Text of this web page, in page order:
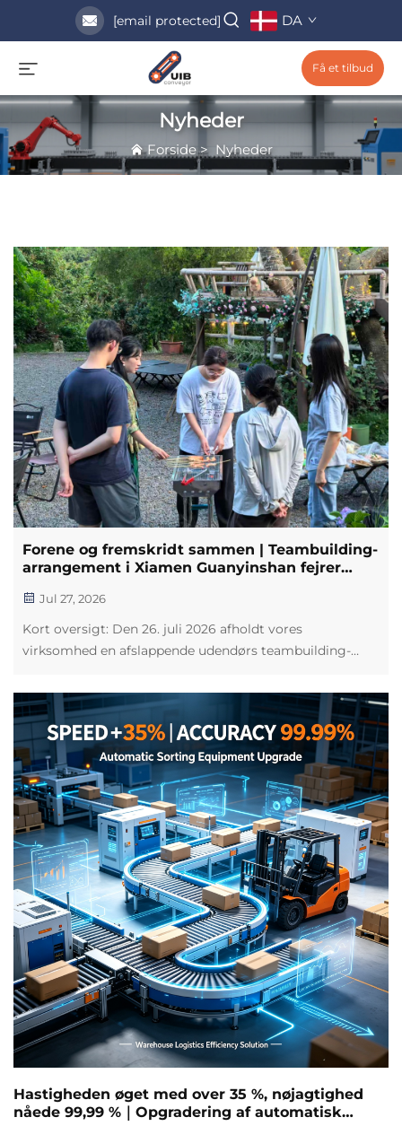
[email protected] DA
Få et tilbud
Nyheder
Forside> Nyheder
Forene og fremskridt sammen | Teambuilding-
arrangement i Xiamen Guanyinshan fejrer
Jul 27, 2026
Kort oversigt: Den 26. juli 2026 afholdt vores
virksomhed en afslappende udendørs teambuilding-
teammedlemmet Jasons 2. arbejdsmæssige jubilæum
og styrke teamånden. Aktiviteten fokuserede på R&D,
produktion og sa...
Hastigheden øget med over 35 %, nøjagtighed
nåede 99,99 %｜Opgradering af automatisk